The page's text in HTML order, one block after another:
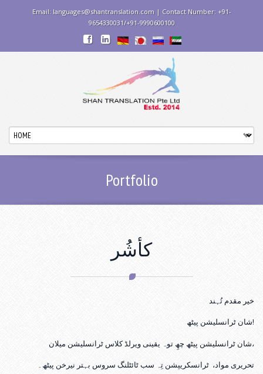
Email: languages@shantranslation.com | Contact Number: +91-
9654330031/+91-9990600100
Portfolio
كأشُر
خیر مقدم تُہند
شان ٹرانسلیشن پیٹھ!
شان ٹرانسلیشن پیٹھ چھِ توہ یقینی ویرلڈ کلاس ٹرانسلیشن میلان،
تحریری مواد، ٹرانسکریپشن تِہ سب ٹائٹلنگ سروس بہتر نیرخن پیٹھ۔